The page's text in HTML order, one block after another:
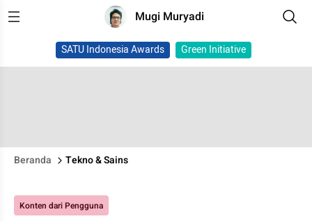
Mugi Muryadi
SATU Indonesia Awards Green Initiative
Beranda Tekno & Sains
Konten dari Pengguna